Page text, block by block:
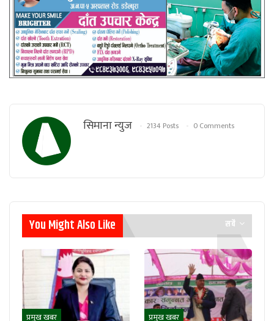
सिमाना न्युज 2134 Posts 0 Comments
सबै
You Might Also Like
प्रमुख खबर प्रमुख खबर